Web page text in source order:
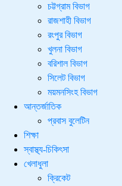
চট্টগ্রাম বিভাগ
রাজশাহী বিভাগ
রংপুর বিভাগ
খুলনা বিভাগ
বরিশাল বিভাগ
সিলেট বিভাগ
ময়মনসিংহ বিভাগ
আন্তর্জাতিক
প্রবাস বুলেটিন
শিক্ষা
স্বাস্থ্য-চিকিৎসা
খেলাধুলা
ক্রিকেট